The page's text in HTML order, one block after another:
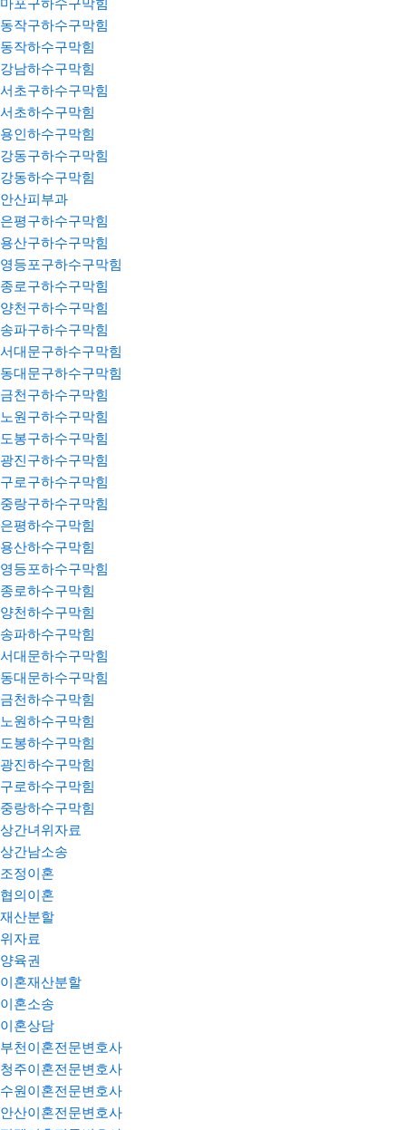
마포구하수구막힘
동작구하수구막힘
동작하수구막힘
강남하수구막힘
서초구하수구막힘
서초하수구막힘
용인하수구막힘
강동구하수구막힘
강동하수구막힘
안산피부과
은평구하수구막힘
용산구하수구막힘
영등포구하수구막힘
종로구하수구막힘
양천구하수구막힘
송파구하수구막힘
서대문구하수구막힘
동대문구하수구막힘
금천구하수구막힘
노원구하수구막힘
도봉구하수구막힘
광진구하수구막힘
구로구하수구막힘
중랑구하수구막힘
은평하수구막힘
용산하수구막힘
영등포하수구막힘
종로하수구막힘
양천하수구막힘
송파하수구막힘
서대문하수구막힘
동대문하수구막힘
금천하수구막힘
노원하수구막힘
도봉하수구막힘
광진하수구막힘
구로하수구막힘
중랑하수구막힘
상간녀위자료
상간남소송
조정이혼
협의이혼
재산분할
위자료
양육권
이혼재산분할
이혼소송
이혼상담
부천이혼전문변호사
청주이혼전문변호사
수원이혼전문변호사
안산이혼전문변호사